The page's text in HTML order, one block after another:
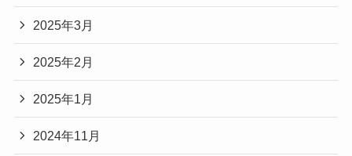
2025年3月
2025年2月
2025年1月
2024年11月